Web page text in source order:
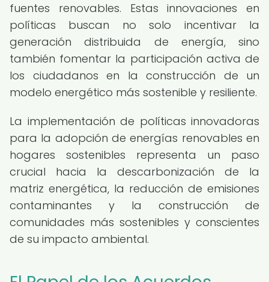
fuentes renovables. Estas innovaciones en
políticas buscan no solo incentivar la
generación distribuida de energía, sino
también fomentar la participación activa de
los ciudadanos en la construcción de un
modelo energético más sostenible y resiliente.
La implementación de políticas innovadoras
para la adopción de energías renovables en
hogares sostenibles representa un paso
crucial hacia la descarbonización de la
matriz energética, la reducción de emisiones
contaminantes y la construcción de
comunidades más sostenibles y conscientes
de su impacto ambiental.